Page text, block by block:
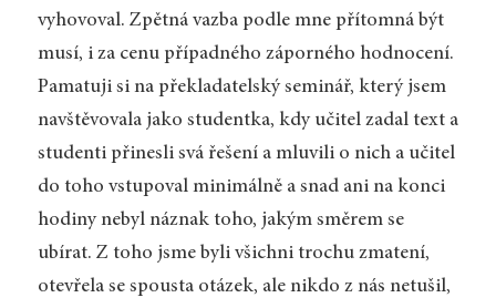
vyhovoval. Zpětná vazba podle mne přítomná být
musí, i za cenu případného záporného hodnocení.
Pamatuji si na překladatelský seminář, který jsem
navštěvovala jako studentka, kdy učitel zadal text a
studenti přinesli svá řešení a mluvili o nich a učitel
do toho vstupoval minimálně a snad ani na konci
hodiny nebyl náznak toho, jakým směrem se
ubírat. Z toho jsme byli všichni trochu zmatení,
otevřela se spousta otázek, ale nikdo z nás netušil,